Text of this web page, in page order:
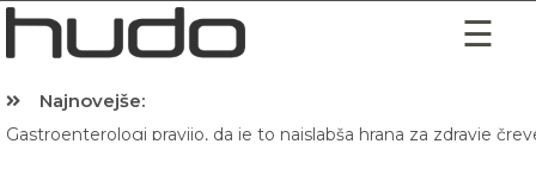
Najnovejše: